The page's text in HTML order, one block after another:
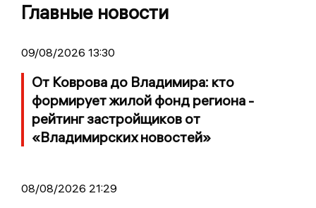
Главные новости
09/08/2026 13:30
От Коврова до Владимира: кто
формирует жилой фонд региона -
рейтинг застройщиков от
«Владимирских новостей»
08/08/2026 21:29